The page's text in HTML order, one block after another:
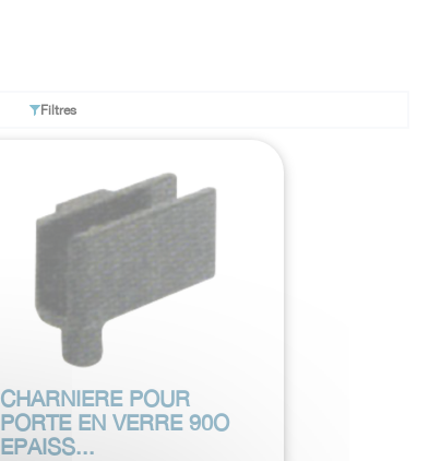
Filtres
CHARNIERE POUR
PORTE EN VERRE 90O
EPAISS...